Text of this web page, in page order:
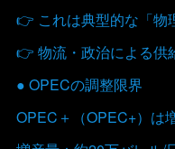
👉 これは典型的な「物
👉 物流・政治による供
● OPECの調整限界
OPEC＋（OPEC+）は